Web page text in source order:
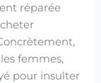
réparée
femmes,
pour insulter